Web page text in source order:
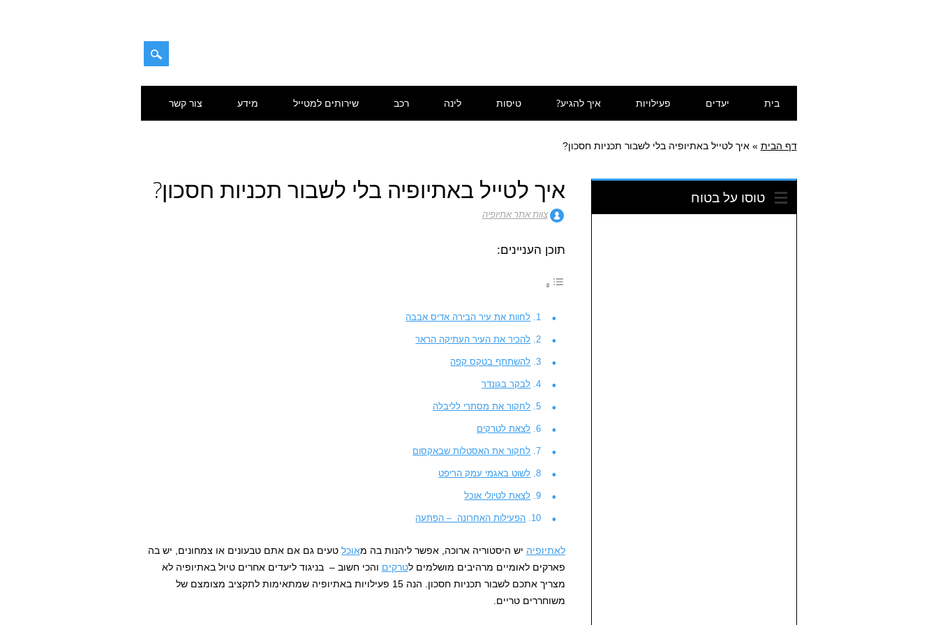
לתוכן
בית יעדים פעילויות איך להגיע? טיסות לינה רכב שירותים למטייל מידע צור קשר
דף הבית »איך לטייל באתיופיה בלי לשבור תכניות חסכון?
איך לטייל באתיופיה בלי לשבור תכניות חסכון?
צוות אתר אתיופיה
תוכן העניינים:
לחוות את עיר הבירה אדיס אבבה
להכיר את העיר העתיקה הראר
להשתתף בטקס קפה
לבקר בגונדר
לחקור את מסתרי לליבלה
לצאת לטרקים
לחקור את האסטלות שבאקסום
לשוט באגמי עמק הריפט
לצאת לטיולי אוכל
הפעילות האחרונה – הפתעה
לאתיופיה יש היסטוריה ארוכה, אפשר ליהנות בה מאוכל טעים גם אם אתם טבעונים או צמחונים, יש בה
פארקים לאומיים מרהיבים מושלמים לטרקים והכי חשוב – בניגוד ליעדים אחרים טיול באתיופיה לא
מצריך אתכם לשבור תכניות חסכון. הנה 15 פעילויות באתיופיה שמתאימות לתקציב מצומצם של
משוחררים טריים.
טוסו על בטוח